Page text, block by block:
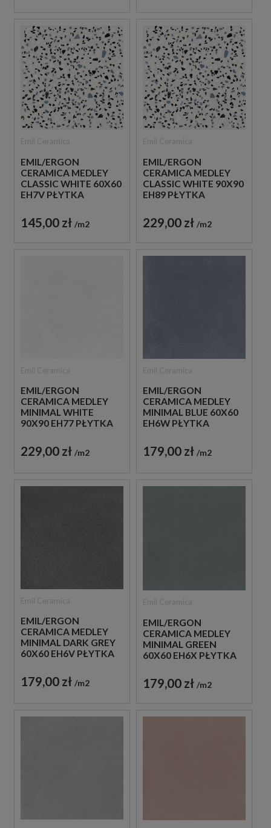
EMIL/ERGON
CERAMICA MEDLEY
CLASSIC WHITE 60X60
EH7V PŁYTKA
145,00 zł m2
EMIL/ERGON
CERAMICA MEDLEY
CLASSIC WHITE 90X90
EH89 PŁYTKA
229,00 zł m2
EMIL/ERGON
CERAMICA MEDLEY
MINIMAL WHITE
90X90 EH77 PŁYTKA
229,00 zł m2
EMIL/ERGON
CERAMICA MEDLEY
MINIMAL BLUE 60X60
EH6W PŁYTKA
179,00 zł m2
EMIL/ERGON
CERAMICA MEDLEY
MINIMAL DARK GREY
60X60 EH6V PŁYTKA
179,00 zł m2
EMIL/ERGON
CERAMICA MEDLEY
MINIMAL GREEN
60X60 EH6X PŁYTKA
179,00 zł m2